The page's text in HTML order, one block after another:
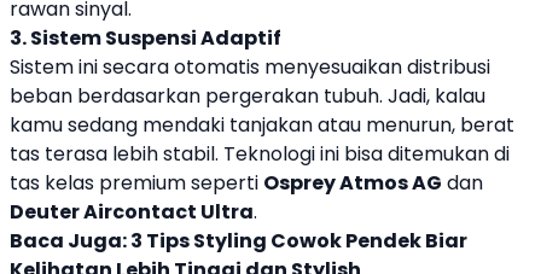
rawan sinyal.
3. Sistem Suspensi Adaptif
Sistem ini secara otomatis menyesuaikan distribusi
beban berdasarkan pergerakan tubuh. Jadi, kalau
kamu sedang mendaki tanjakan atau menurun, berat
tas terasa lebih stabil. Teknologi ini bisa ditemukan di
tas kelas premium seperti Osprey Atmos AG dan
Deuter Aircontact Ultra.
Baca Juga:3 Tips Styling Cowok Pendek Biar